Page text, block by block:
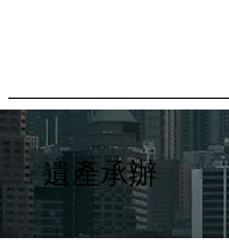
遺產承辦